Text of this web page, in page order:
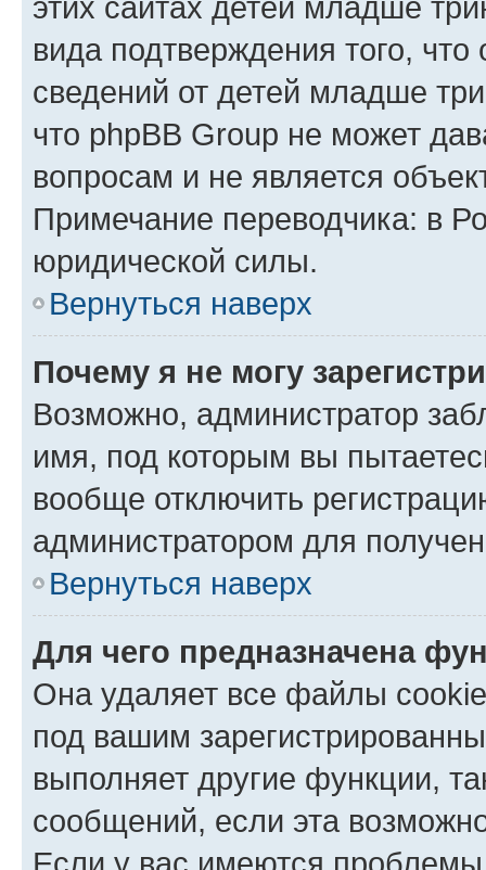
вида подтверждения того,
сведений от детей младше
что phpBB Group не может
вопросам и не является
Примечание переводчика: в
юридической силы.
Вернуться наверх
Почему я не могу
Возможно, администратор
имя, под которым вы
вообще отключить
администратором для
Вернуться наверх
Для чего предназначена
Она удаляет все файлы
под вашим
выполняет другие функции,
сообщений, если эта